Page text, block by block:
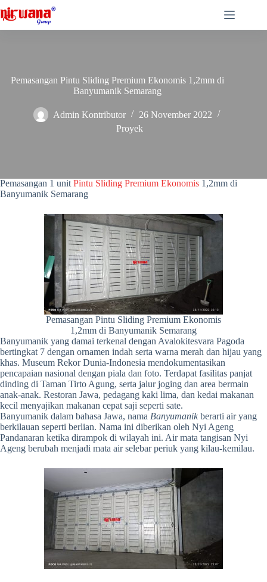
to
Pemasangan Pintu Sliding Premium Ekonomis 1,2mm di
Banyumanik Semarang
Admin Kontributor
26 November 2022
Proyek
Pemasangan 1 unit Pintu Sliding Premium Ekonomis 1,2mm di
Banyumanik Semarang
Pemasangan Pintu Sliding Premium Ekonomis
1,2mm di Banyumanik Semarang
Banyumanik yang damai terkenal dengan Avalokitesvara Pagoda
bertingkat 7 dengan ornamen indah serta warna merah dan hijau yang
khas. Museum Rekor Dunia-Indonesia mendokumentasikan
pencapaian nasional dengan piala dan foto. Terdapat fasilitas panjat
dinding di Taman Tirto Agung, serta jalur joging dan area bermain
anak-anak. Restoran Jawa, pedagang kaki lima, dan kedai makanan
kecil menyajikan makanan cepat saji seperti sate.
Banyumanik dalam bahasa Jawa, nama Banyumanik berarti air yang
berkilauan seperti berlian. Nama ini diberikan oleh Nyi Ageng
Pandanaran ketika dirampok di wilayah ini. Air mata tangisan Nyi
Ageng berubah menjadi mata air selebar periuk yang kilau-kemilau.